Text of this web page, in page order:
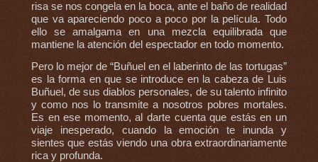
risa se nos congela en la boca, ante el baño de realidad
que va apareciendo poco a poco por la película. Todo
ello se amalgama en una mezcla equilibrada que
mantiene la atención del espectador en todo momento.
Pero lo mejor de “Buñuel en el laberinto de las tortugas”
es la forma en que se introduce en la cabeza de Luis
Buñuel, de sus diablos personales, de su talento infinito
y como nos lo transmite a nosotros pobres mortales.
Es en ese momento, al darte cuenta que estás en un
viaje inesperado, cuando la emoción te inunda y
sientes que estás viendo una obra extraordinariamente
rica y profunda.